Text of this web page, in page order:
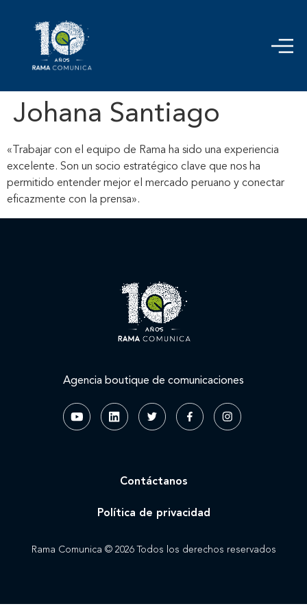
Inicio
Nuestros servicios
Nuestros clientes
Novedades
Johana Santiago
«Trabajar con el equipo de Rama ha sido una experiencia
excelente. Son un socio estratégico clave que nos ha
permitido entender mejor el mercado peruano y conectar
eficazmente con la prensa».
Agencia boutique de comunicaciones
Rama Comunica © 2026 Todos los derechos reservados
Contáctanos
Política de privacidad